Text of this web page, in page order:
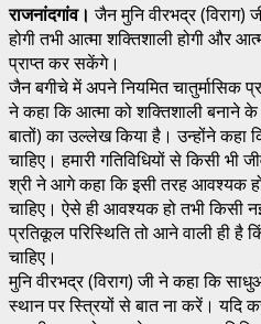
राजनांदगांव। जैन मुनि वीरभद्र
होगी तभी आत्मा शक्तिशाली होगी और
प्राप्त कर सकेंगे।
जैन बगीचे में अपने नियमित चातुर्मासिक
ने कहा कि आत्मा को शक्तिशाली बनाने के
बातों) का उल्लेख किया है। उन्होंने
चाहिए। हमारी गतिविधियों से किसी भी
श्री ने आगे कहा कि इसी तरह आवश्यक
चाहिए। ऐसे ही आवश्यक हो तभी किसी
प्रतिकूल परिस्थिति तो आने वाली ही है
चाहिए।
मुनि वीरभद्र (विराग) जी ने कहा कि
स्थान पर स्त्रियों से बात ना करें। यदि